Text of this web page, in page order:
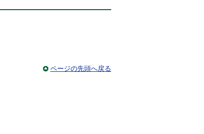
ページの先頭へ戻る